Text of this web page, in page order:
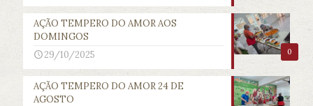
0
AÇÃO TEMPERO DO AMOR AOS
DOMINGOS
29/10/2025
AÇÃO TEMPERO DO AMOR 24 DE
AGOSTO